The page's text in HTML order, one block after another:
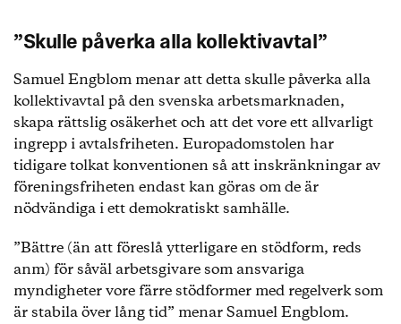
”Skulle påverka alla kollektivavtal”
Samuel Engblom menar att detta skulle påverka alla
kollektivavtal på den svenska arbetsmarknaden,
skapa rättslig osäkerhet och att det vore ett allvarligt
ingrepp i avtalsfriheten. Europadomstolen har
tidigare tolkat konventionen så att inskränkningar av
föreningsfriheten endast kan göras om de är
nödvändiga i ett demokratiskt samhälle.
”Bättre (än att föreslå ytterligare en stödform, reds
anm) för såväl arbetsgivare som ansvariga
myndigheter vore färre stödformer med regelverk som
är stabila över lång tid” menar Samuel Engblom.